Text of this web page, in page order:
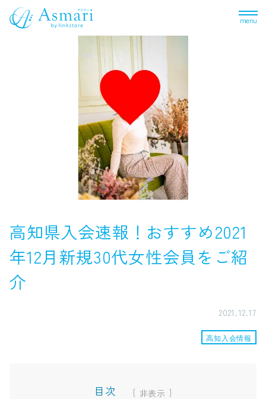
menu
高知県入会速報！おすすめ2021
年12月新規30代女性会員をご紹
介
2021.12.17
高知入会情報
目次 [
]